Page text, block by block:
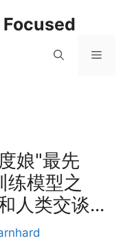
菜
娘"最先
练模型之
人类交谈...